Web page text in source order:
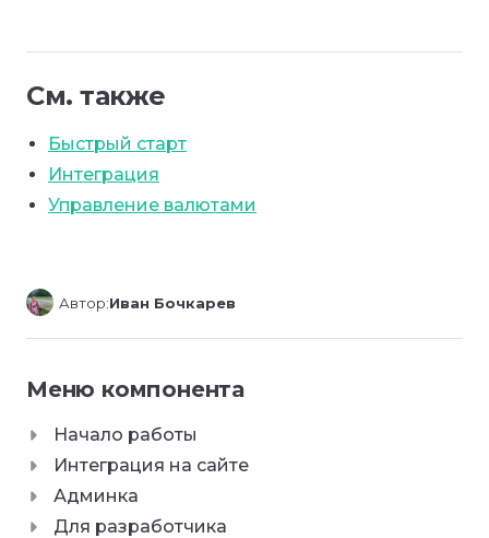
См. также
Быстрый старт
Интеграция
Управление валютами
Автор:Иван Бочкарев
Меню компонента
Начало работы
Интеграция на сайте
Админка
Для разработчика